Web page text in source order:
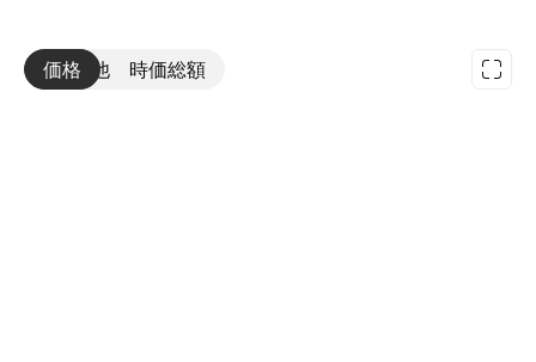
価格 時価総額
その他